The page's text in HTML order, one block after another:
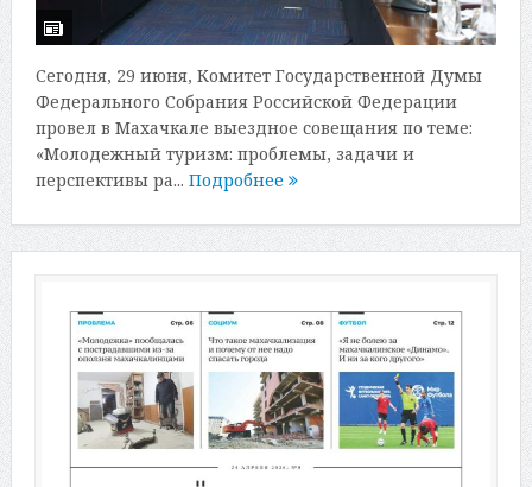
Сегодня, 29 июня, Комитет Государственной Думы
Федерального Собрания Российской Федерации
провел в Махачкале выездное совещания по теме:
«Молодежный туризм: проблемы, задачи и
перспективы ра... Подробнее